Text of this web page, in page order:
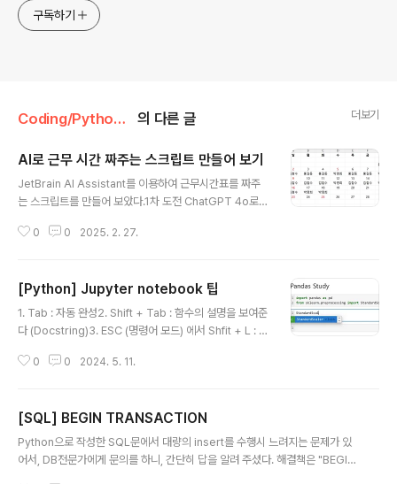
구독하기
Coding/Python 삽질기 의 다른 글 더보기
AI로 근무 시간 짜주는 스크립트 만들어 보기
JetBrain AI Assistant를 이용하여 근무시간표를 짜주
는 스크립트를 만들어 보았다.1차 도전 ChatGPT 4o로
하는 엑셀 파일을 생성하는 파이썬 스크립트를 만들어 주
3. 토요일은 파란색 글자로 표시해 주세요. 4. 휴일은 빨간
색 글자로 표시해 주세요. 5. 휴일을 설정할 수 있는 holid
ay 필드를 만들어 주세요 6. 근무자 리스트를 입
무자 리스트에는 아래와 같은 형식의 딕셔너리 자료구조
0 0 2025. 2. 27.
[Python] Jupyter notebook 팁
1. Tab : 자동 완성2. Shift + Tab : 함수의 설명을 보여준
다 (Docstring)3. ESC (명령어 모드) 에서 Shfit + L : 줄
셀을 삭제 한다5. ESC (명령어 모드) 에서 A : 해당 셀 아
운 셀을 추가한다8. Shift + Enter : 해당 셀을 실행하고
아래 셀로 이동한다. 만약 아래 셀이 없으면 새로운 셀을 추
가한다.
0 0 2024. 5. 11.
[SQL] BEGIN TRANSACTION
Python으로 작성한 SQL문에서 대량의 insert를 수행시 느려지는 문제가 있
어서, DB전문가에게 문의를 하니, 간단히 답을 알려 주셨다. 해결책은 "BEGIN